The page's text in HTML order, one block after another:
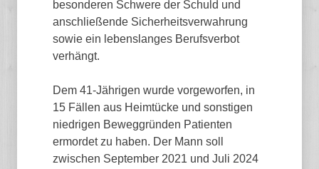
besonderen Schwere der Schuld und
anschließende Sicherheitsverwahrung
sowie ein lebenslanges Berufsverbot
verhängt.
Dem 41-Jährigen wurde vorgeworfen, in
15 Fällen aus Heimtücke und sonstigen
niedrigen Beweggründen Patienten
ermordet zu haben. Der Mann soll
zwischen September 2021 und Juli 2024